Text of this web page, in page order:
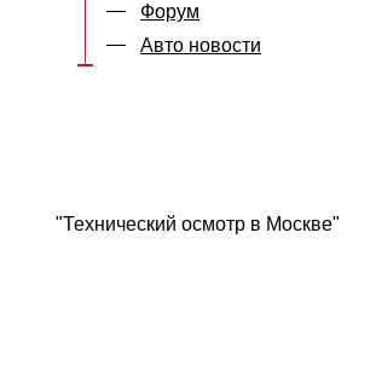
Форум
Авто новости
"Технический осмотр в Москве"